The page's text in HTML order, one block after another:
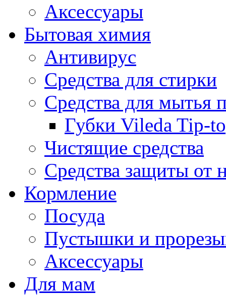
Аксессуары
Бытовая химия
Антивирус
Средства для стирки
Средства для мытья
Губки Vileda Tip-
Чистящие средства
Средства защиты от
Кормление
Посуда
Пустышки и
Аксессуары
Для мам